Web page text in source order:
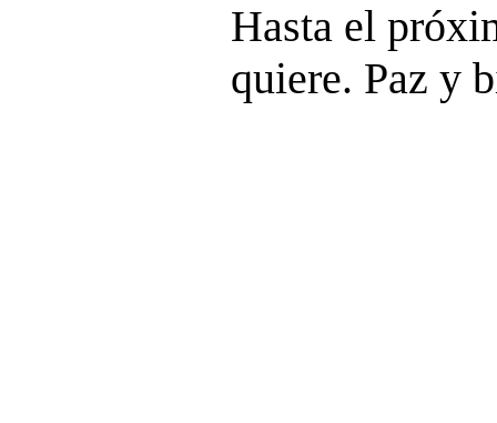
Hasta el
quiere. Paz y